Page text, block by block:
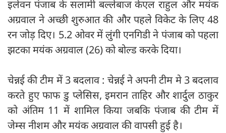
इलेवन पंजाब के सलामी बल्लेबाज केएल राहुल और मयंक
अग्रवाल ने अच्छी शुरुआत की और पहले विकेट के लिए 48
रन जोड़ दिए। 5.2 ओवर में लुंगी एनगिडी ने पंजाब को पहला
झटका मयंक अग्रवाल (26) को बोल्ड करके दिया।
चेन्नई की टीम में 3 बदलाव : चेन्नई ने अपनी टीम मे 3 बदलाव
करते हुए फाफ डु प्लेसिस, इमरान ताहिर और शार्दुल ठाकुर
को अंतिम 11 में शामिल किया जबकि पंजाब की टीम में
जेम्स नीशम और मयंक अग्रवाल की वापसी हुई है।